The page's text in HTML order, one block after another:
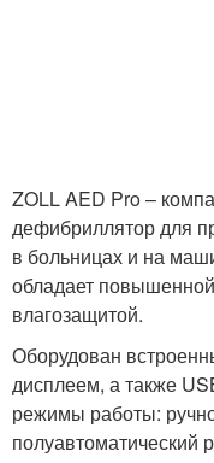
ZOLL AED Pro –
дефибриллятор для
в больницах и на
обладает
влагозащитой.
Оборудован
дисплеем, а также
режимы работы:
полуавтоматический